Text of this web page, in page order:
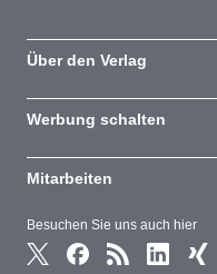
Besuchen Sie uns auch hier
Über den Verlag
Werbung schalten
Mitarbeiten